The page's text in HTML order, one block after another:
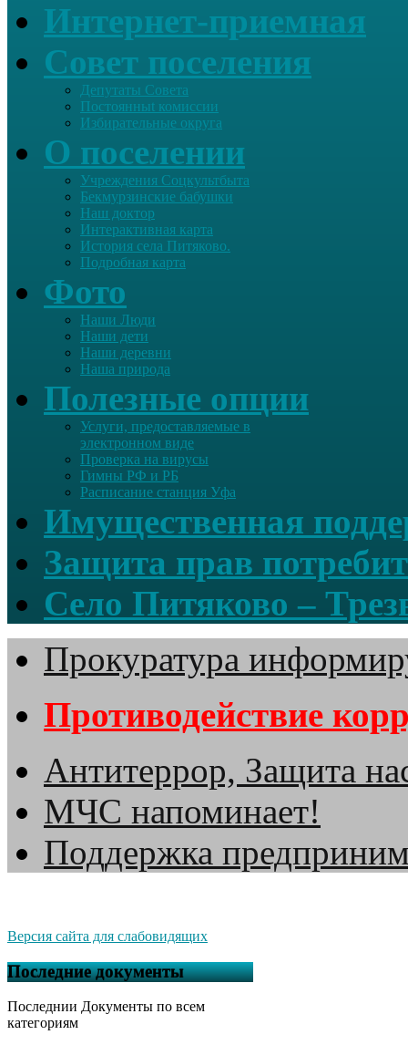
Интернет-приемная
Совет поселения
Депутаты Совета
Постоянныt комиссии
Избирательные округа
О поселении
Учреждения Соцкультбыта
Бекмурзинские бабушки
Наш доктор
Интерактивная карта
История села Питяково.
Подробная карта
Фото
Наши Люди
Наши дети
Наши деревни
Наша природа
Полезные опции
Услуги, предоставляемые в
электронном виде
Проверка на вирусы
Гимны РФ и РБ
Расписание станция Уфа
Имущественная
Защита прав
Село Питяково –
Прокуратура
Противодействие
Антитеррор, Защита
МЧС напоминает!
Поддержка
Версия сайта для слабовидящих
Последние документы
Последнии Документы по всем
категориям